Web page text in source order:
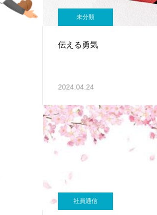
未分類
伝える勇気
2024.04.24
社員通信